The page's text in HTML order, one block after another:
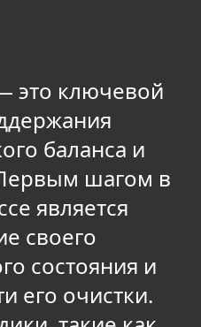
это ключевой
баланса и
шагом в
является
своего
состояния и
его очистки.